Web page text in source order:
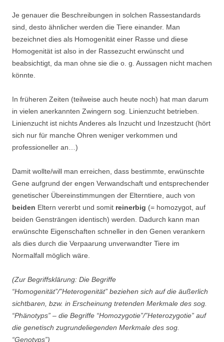
Je genauer die Beschreibungen in solchen Rassestandards
sind, desto ähnlicher werden die Tiere einander. Man
bezeichnet dies als Homogenität einer Rasse und diese
Homogenität ist also in der Rassezucht erwünscht und
beabsichtigt, da man ohne sie die o. g. Aussagen nicht machen
könnte.
In früheren Zeiten (teilweise auch heute noch) hat man darum
in vielen anerkannten Zwingern sog. Linienzucht betrieben.
Linienzucht ist nichts Anderes als Inzucht und Inzestzucht (hört
sich nur für manche Ohren weniger verkommen und
professioneller an…)
Damit wollte/will man erreichen, dass bestimmte, erwünschte
Gene aufgrund der engen Verwandschaft und entsprechender
genetischer Übereinstimmungen der Elterntiere, auch von
beiden Eltern vererbt und somit reinerbig (= homozygot, auf
beiden Gensträngen identisch) werden. Dadurch kann man
erwünschte Eigenschaften schneller in den Genen verankern
als dies durch die Verpaarung unverwandter Tiere im
Normalfall möglich wäre.
(Zur Begriffsklärung: Die Begriffe
“Homogenität”/”Heterogenität” beziehen sich auf die äußerlich
sichtbaren, bzw. in Erscheinung tretenden Merkmale des sog.
“Phänotyps” – die Begriffe “Homozygotie”/”Heterozygotie” auf
die genetisch zugrundeliegenden Merkmale des sog.
“Genotyps”)